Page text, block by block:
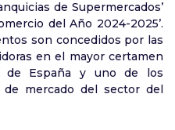
de Supermercados’
del Año 2024-2025’.
son concedidos por las
en el mayor certamen
de España y uno de los
de mercado del sector del